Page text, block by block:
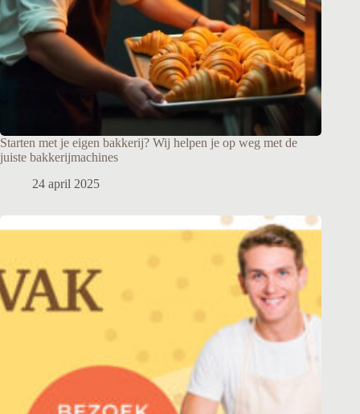
Starten met je eigen bakkerij? Wij helpen je op weg met de
juiste bakkerijmachines
24 april 2025